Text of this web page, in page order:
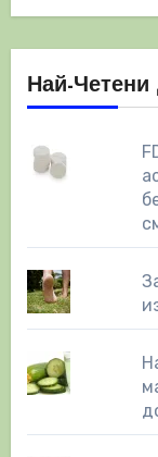
Най-Четени